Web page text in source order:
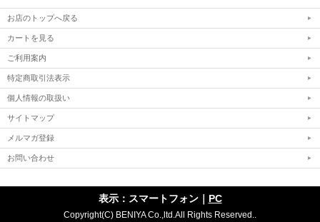
お店のトップへ戻る
カートを見る
ご利用案内
特定商取引法表示
個人情報の取扱い
サイトマップ
メルマガ登録
お問い合わせ
表示：スマートフォン｜ PC
Copyright(C) BENIYA Co.,ltd.All Rights Reserved..